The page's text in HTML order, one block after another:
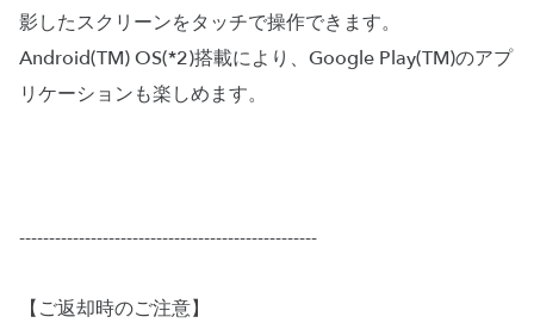
影したスクリーンをタッチで操作できます。
Android(TM) OS(*2)搭載により、Google Play(TM)のアプ
リケーションも楽しめます。
--------------------------------------------------
【ご返却時のご注意】